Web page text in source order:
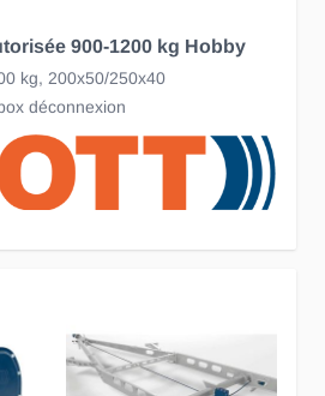
900-1200 kg Hobby
kg, 200x50/250x40
déconnexion